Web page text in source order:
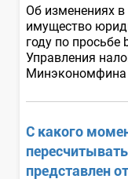
Об изменениях
имущество
году по просьбе
Управления
С какого
представлен